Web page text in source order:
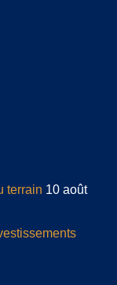
terrain 10 août